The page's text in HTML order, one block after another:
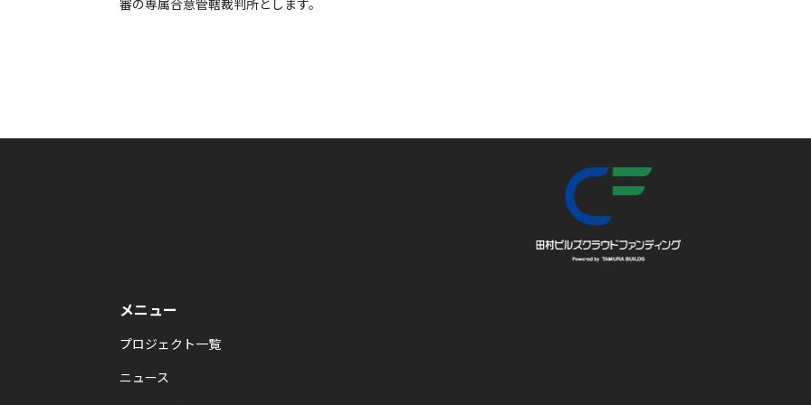
審の専属合意管轄裁判所とします。
メニュー
プロジェクト一覧
ニュース